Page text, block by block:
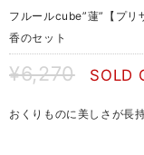
フルールcube”蓮”【プリ
香のセット
¥6,270 SOLD
おくりものに美しさが長